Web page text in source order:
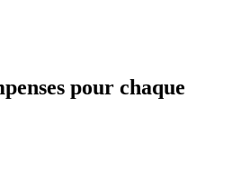
pour chaque